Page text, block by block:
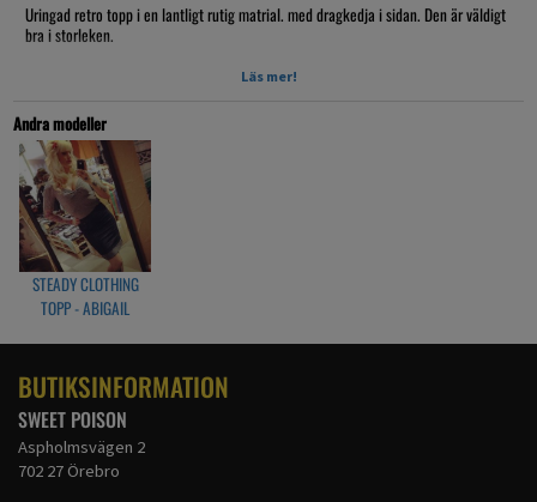
Uringad retro topp i en lantligt rutig matrial. med dragkedja i sidan. Den är väldigt
bra i storleken.
S=S
M=M
L=L
XL=XL
1XL=2XL
2XL=3XL
3XL=4XL
Läs mer!
Andra modeller
STEADY CLOTHING
TOPP - ABIGAIL
BUTIKSINFORMATION
SWEET POISON
Aspholmsvägen 2
702 27 Örebro